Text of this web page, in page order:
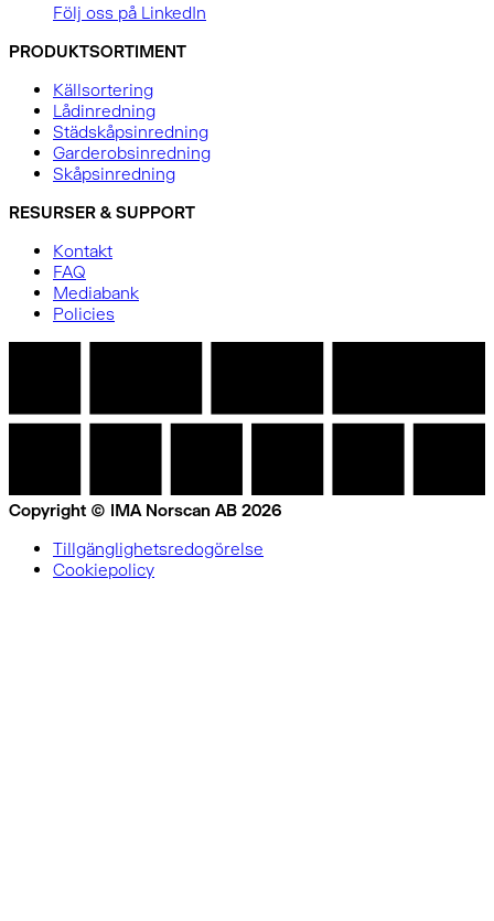
Följ oss på LinkedIn
PRODUKTSORTIMENT
Källsortering
Lådinredning
Städskåpsinredning
Garderobsinredning
Skåpsinredning
RESURSER & SUPPORT
Kontakt
FAQ
Mediabank
Policies
Copyright © IMA Norscan AB 2026
Tillgänglighetsredogörelse
Cookiepolicy